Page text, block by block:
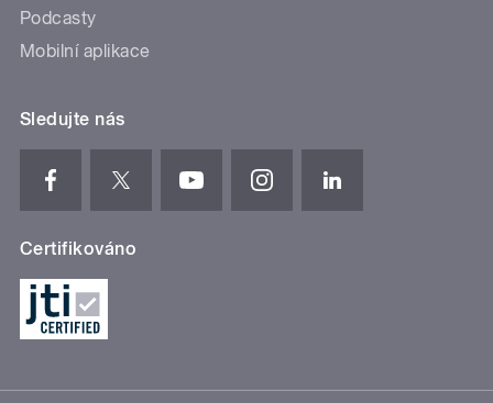
Podcasty
Mobilní aplikace
Sledujte nás
Certifikováno